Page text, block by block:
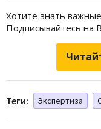
Хотите знать
Подписывайтесь на
Теги: Экспертиза